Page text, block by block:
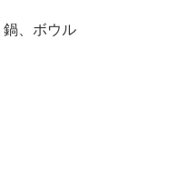
鍋、ボウル